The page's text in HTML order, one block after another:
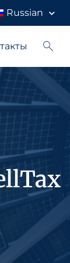
Russian